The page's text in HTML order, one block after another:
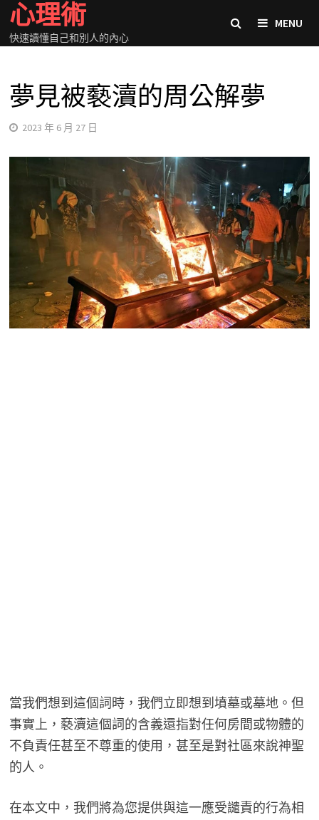
Skip
content
心理術
快速讀懂自己和別人的內心
MENU
夢見被褻瀆的周公解夢
2023 年 6 月 27 日
當我們想到這個詞時，我們立即想到墳墓或墓地。但
事實上，褻瀆這個詞的含義還指對任何房間或物體的
不負責任甚至不尊重的使用，甚至是對社區來說神聖
的人。
在本文中，我們將為您提供與這一應受譴責的行為相